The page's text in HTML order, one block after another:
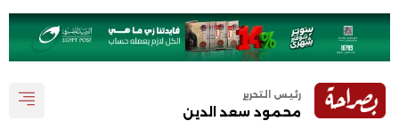
رئيس التحرير
محمود سعد الدين